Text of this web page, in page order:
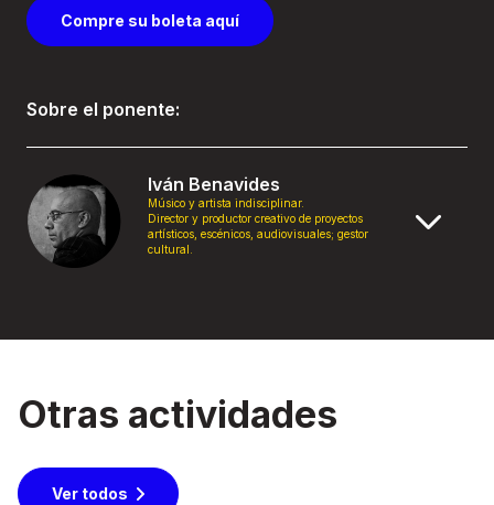
Compre su boleta aquí
Sobre el ponente:
Iván Benavides
Músico y artista indisciplinar.
Director y productor creativo de proyectos
artísticos, escénicos, audiovisuales; gestor
cultural.
Otras actividades
Ver todos